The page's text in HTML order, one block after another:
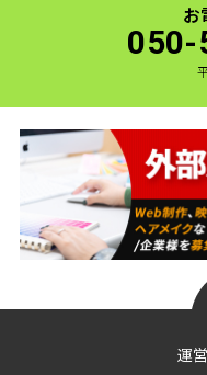
お
050-
運